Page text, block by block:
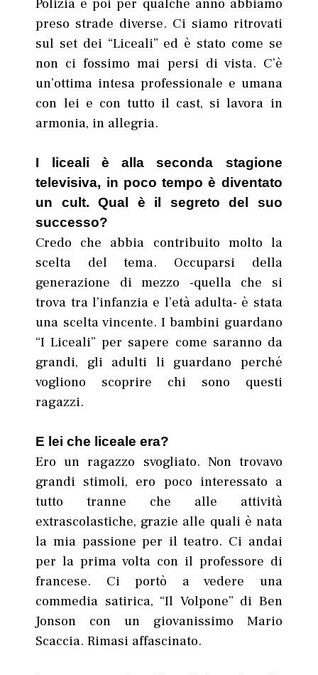
Polizia e poi per qualche anno abbiamo
preso strade diverse. Ci siamo ritrovati
sul set dei “Liceali” ed è stato come se
non ci fossimo mai persi di vista. C’è
un’ottima intesa professionale e umana
con lei e con tutto il cast, si lavora in
armonia, in allegria.
I liceali è alla seconda stagione
televisiva, in poco tempo è diventato
un cult. Qual è il segreto del suo
successo?
Credo che abbia contribuito molto la
scelta del tema. Occuparsi della
generazione di mezzo -quella che si
trova tra l’infanzia e l’età adulta- è stata
una scelta vincente. I bambini guardano
“I Liceali” per sapere come saranno da
grandi, gli adulti li guardano perché
vogliono scoprire chi sono questi
ragazzi.
E lei che liceale era?
Ero un ragazzo svogliato. Non trovavo
grandi stimoli, ero poco interessato a
tutto tranne che alle attività
extrascolastiche, grazie alle quali è nata
la mia passione per il teatro. Ci andai
per la prima volta con il professore di
francese. Ci portò a vedere una
commedia satirica, “Il Volpone” di Ben
Jonson con un giovanissimo Mario
Scaccia. Rimasi affascinato.